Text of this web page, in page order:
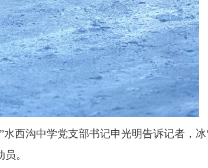
西沟中学党支部书记申光明告诉记者，
。